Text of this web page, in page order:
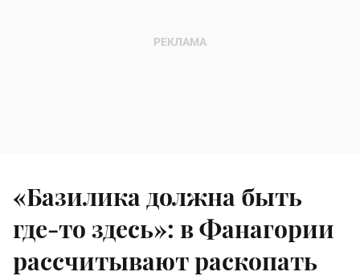
«Базилика должна быть
где-то здесь»: в Фанагории
рассчитывают раскопать